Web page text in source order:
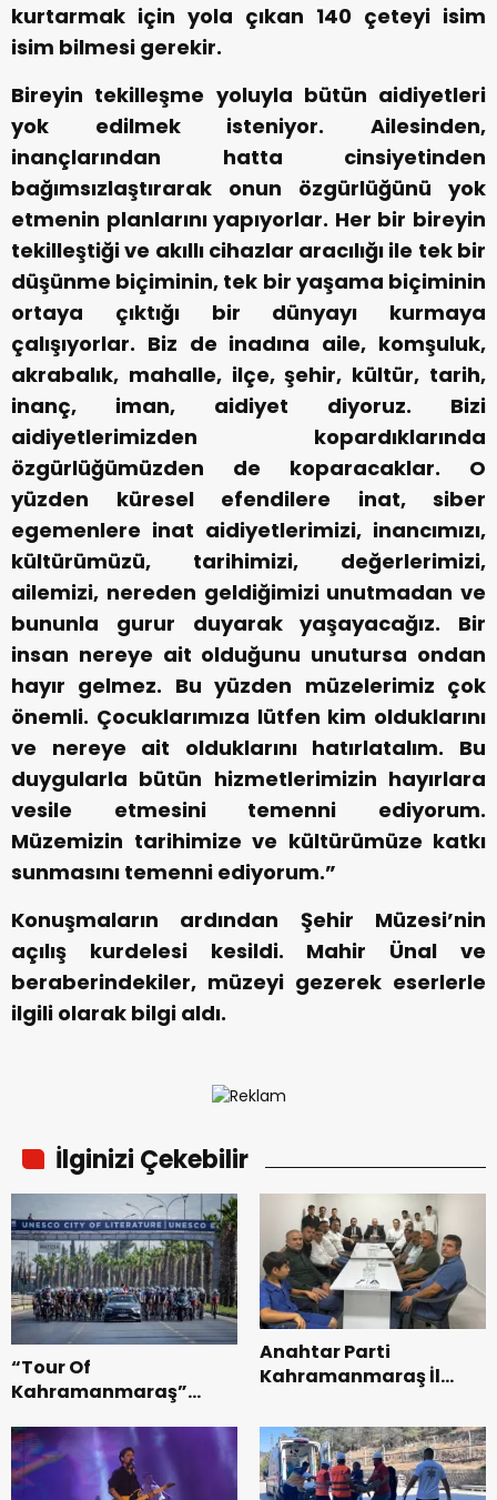
kurtarmak için yola çıkan 140 çeteyi isim
isim bilmesi gerekir.
Bireyin tekilleşme yoluyla bütün aidiyetleri
yok edilmek isteniyor. Ailesinden,
inançlarından hatta cinsiyetinden
bağımsızlaştırarak onun özgürlüğünü yok
etmenin planlarını yapıyorlar. Her bir bireyin
tekilleştiği ve akıllı cihazlar aracılığı ile tek bir
düşünme biçiminin, tek bir yaşama biçiminin
ortaya çıktığı bir dünyayı kurmaya
çalışıyorlar. Biz de inadına aile, komşuluk,
akrabalık, mahalle, ilçe, şehir, kültür, tarih,
inanç, iman, aidiyet diyoruz. Bizi
aidiyetlerimizden kopardıklarında
özgürlüğümüzden de koparacaklar. O
yüzden küresel efendilere inat, siber
egemenlere inat aidiyetlerimizi, inancımızı,
kültürümüzü, tarihimizi, değerlerimizi,
ailemizi, nereden geldiğimizi unutmadan ve
bununla gurur duyarak yaşayacağız. Bir
insan nereye ait olduğunu unutursa ondan
hayır gelmez. Bu yüzden müzelerimiz çok
önemli. Çocuklarımıza lütfen kim olduklarını
ve nereye ait olduklarını hatırlatalım. Bu
duygularla bütün hizmetlerimizin hayırlara
vesile etmesini temenni ediyorum.
Müzemizin tarihimize ve kültürümüze katkı
sunmasını temenni ediyorum.”
Konuşmaların ardından Şehir Müzesi’nin
açılış kurdelesi kesildi. Mahir Ünal ve
beraberindekiler, müzeyi gezerek eserlerle
ilgili olarak bilgi aldı.
İlginizi Çekebilir
“Tour Of
Kahramanmaraş”
Bisikleti Turnuvası
Tamamlandı.
Anahtar Parti
Kahramanmaraş İl
Teşkilatı ile buluştu.